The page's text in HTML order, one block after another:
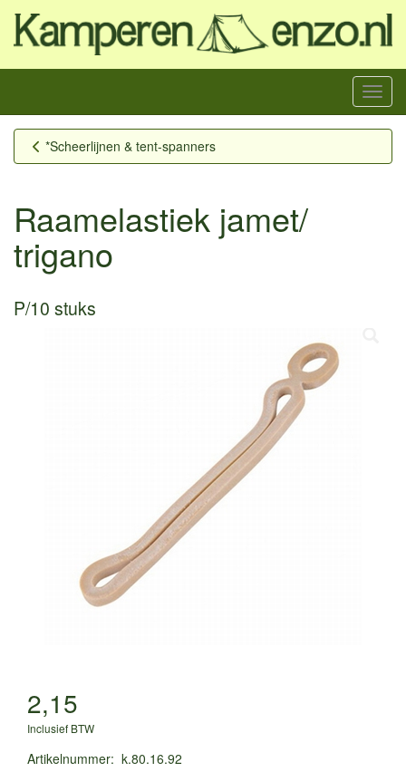
Menu
*Scheerlijnen & tent-spanners
Raamelastiek jamet/
trigano
P/10 stuks
2,15
Inclusief BTW
Artikelnummer: k.80.16.92